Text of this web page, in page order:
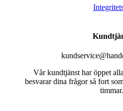
Vår kundtjänst har öppet
besvarar dina frågor så fort
timmar.